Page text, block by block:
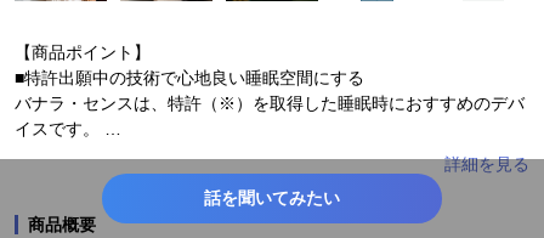
【商品ポイント】
■特許出願中の技術で心地良い睡眠空間にする
バナラ・センスは、特許（※）を取得した睡眠時におすすめのデバ
イスです。
アイソクロニックサウンド技術により、心地良い睡眠空間を演出し
独自で開発した「スマートスリープサイクル誘導システム」 では、
シータ波のアイソクロニック音とデルタ波のアイソクロニック音
商品概要
話を聞いてみたい